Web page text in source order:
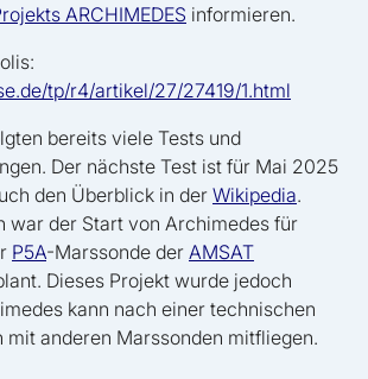
ARCHIMEDES informieren.
tp/r4/artikel/27/27419/1.html
bereits viele Tests und
Der nächste Test ist für Mai 2025
den Überblick in der Wikipedia.
war der Start von Archimedes für
P5A-Marssonde der AMSAT
Dieses Projekt wurde jedoch
kann nach einer technischen
mit anderen Marssonden mitfliegen.